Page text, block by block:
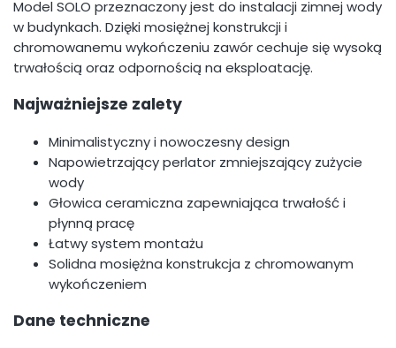
Model SOLO przeznaczony jest do instalacji zimnej wody
w budynkach. Dzięki mosiężnej konstrukcji i
chromowanemu wykończeniu zawór cechuje się wysoką
trwałością oraz odpornością na eksploatację.
Najważniejsze zalety
Minimalistyczny i nowoczesny design
Napowietrzający perlator zmniejszający zużycie
wody
Głowica ceramiczna zapewniająca trwałość i
płynną pracę
Łatwy system montażu
Solidna mosiężna konstrukcja z chromowanym
wykończeniem
Dane techniczne